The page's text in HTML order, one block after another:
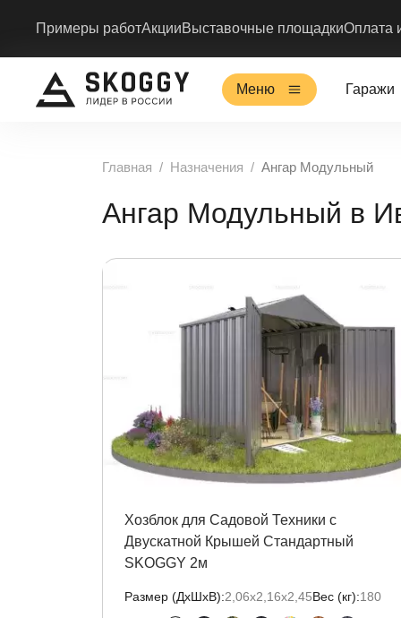
Примеры работАкцииВыставочные площадкиОплата
Меню Гаражи
Главная Назначения Ангар Модульный
Ангар Модульный в
Хозблок для Садовой Техники с
Двускатной Крышей Стандартный
SKOGGY 2м
Размер (ДxШxВ):2,06х2,16х2,45Вес (кг):180